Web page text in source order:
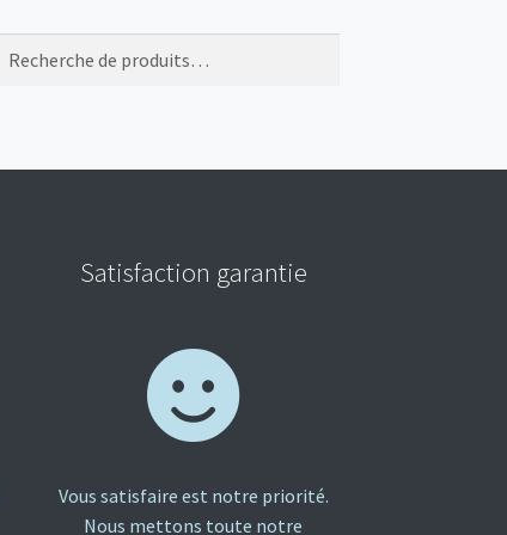
Satisfaction garantie
Vous satisfaire est notre priorité.
Nous mettons toute notre